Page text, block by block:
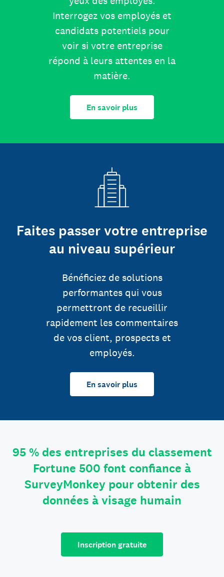
Interrogez vos employés et
candidats potentiels pour
voir si votre entreprise
répond à leurs attentes en la
matière.
En savoir plus
Faites passer votre entreprise
au niveau supérieur
Bénéficiez de solutions
performantes qui vous
permettront de recueillir
rapidement les commentaires
de vos client, prospects et
employés.
En savoir plus
95 % des entreprises du classement
Fortune 500 font confiance à
SurveyMonkey pour obtenir des
données à visage humain
Inscription gratuite